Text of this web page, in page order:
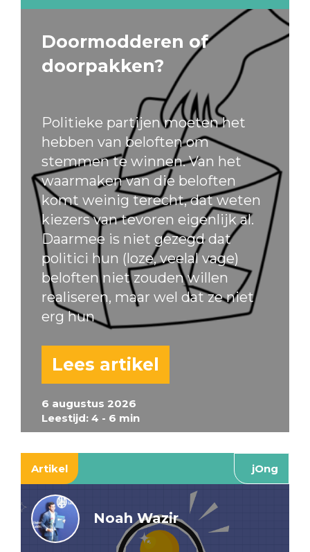
6 augustus 2026
Leestijd: 4 - 6 min
Doormodderen of
doorpakken?
Politieke partijen moeten het
hebben van beloften om
stemmen te winnen. Van het
waarmaken van die beloften
komt weinig terecht, dat weten
kiezers van tevoren eigenlijk al.
Daarmee is niet gezegd dat
politici hun (loze, veelal vage)
beloften niet zouden willen
realiseren, maar wel dat ze niet
erg hun
Lees artikel
Artikel jOng
Noah Wazir